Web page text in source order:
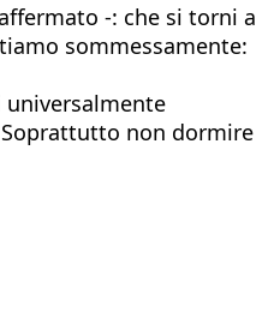
-: che si torni a
sommessamente:
universalmente
non dormire